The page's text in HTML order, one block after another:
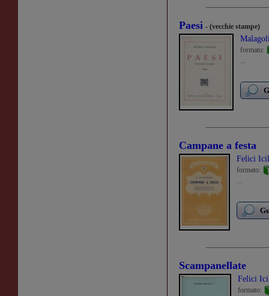
Paesi - (vecchie stampe)
formato:
...
Campane a festa
Felici
formato:
...
Scampanellate
Felici
formato: